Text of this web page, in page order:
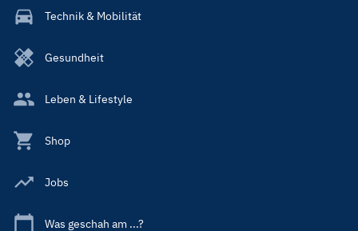
Technik & Mobilität
Gesundheit
Leben & Lifestyle
Shop
Jobs
Was geschah am ...?